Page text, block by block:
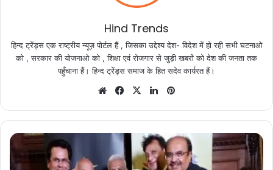
Hind Trends
हिन्द ट्रेंड्स एक राष्ट्रीय न्यूज़ पोर्टल हैं , जिसका उद्देश्य देश- विदेश में हो रही सभी घटनाओ
को , सरकार की योजनाओ को , शिक्षा एवं रोजगार से जुड़ी खबरों को देश की जनता तक
पहुँचाना हैं। हिन्द ट्रेंड्स समाज के हित सदेव कार्यरत हैं।
WebsiteFacebook
X LinkedIn
वंचित
वर्गों
के